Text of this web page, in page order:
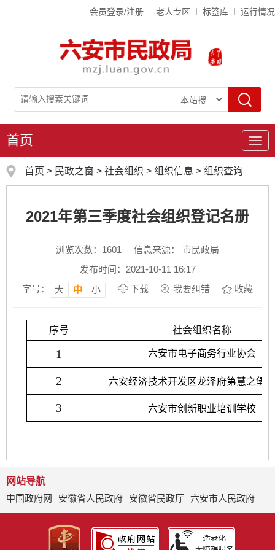
会员登录/注册 老人专区 标签库 运行情况
导
航
首页
首页 > 民政之窗 > 社会组织 > 组织信息 > 组织查询
2021年第三季度社会组织登记名册
浏览次数： 1601
信息来源： 市民政局
发布时间：2021-10-11 16:17
字号：
大 中 小 下载 我要纠错 收藏
序号 社会组织名称
1 六安市电子商务行业协会
2 六安经济技术开发区龙泽府第慧之堡
3 六安市创新职业培训学校
网站导航
中国政府网
安徽省人民政府 安徽省民政厅 六安市人民政府